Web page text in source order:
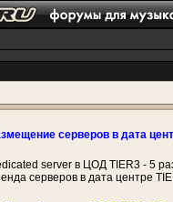
серверов в дата
server в ЦОД TIER3 - 5
серверов в дата центре